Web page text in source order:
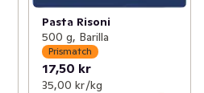
Pasta Risoni
500 g, Barilla
Prismatch
17,50 kr
35,00 kr /kg